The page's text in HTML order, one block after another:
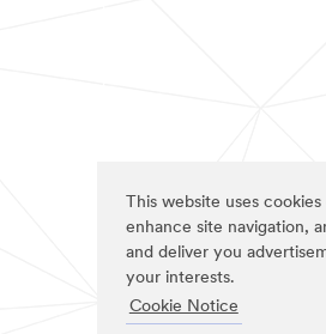
This website uses
enhance site navigation,
and deliver you
your interests.
Cookie Notice